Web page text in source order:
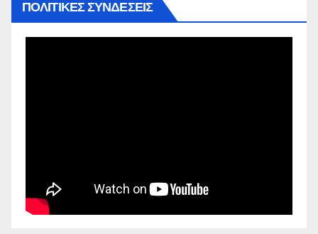
ΠΟΛΙΤΙΚΕΣ ΣΥΝΔΕΣΕΙΣ